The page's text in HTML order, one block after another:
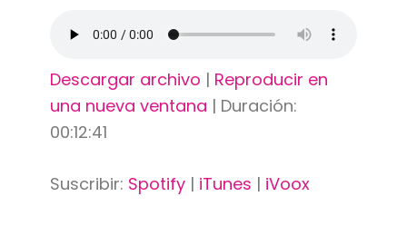
Descargar archivo | Reproducir en
una nueva ventana | Duración:
00:12:41
Suscribir: Spotify| iTunes | iVoox